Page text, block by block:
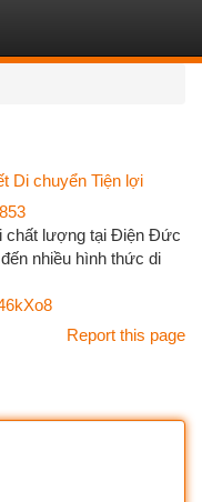
Di chuyển Tiện lợi
chất lượng tại Điện Đức
nhiều hình thức di
Report this page